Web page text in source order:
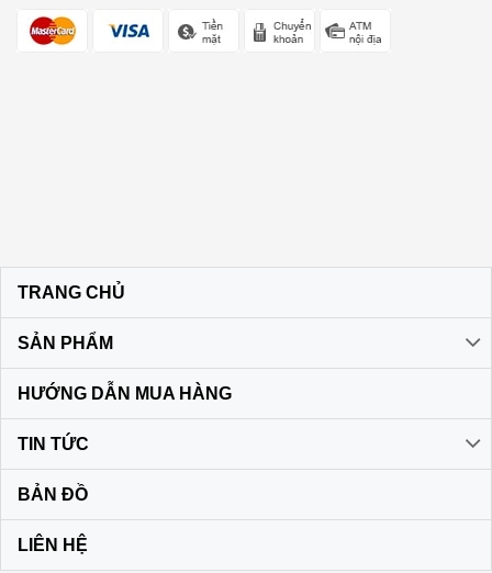
TRANG CHỦ
SẢN PHẨM
HƯỚNG DẪN MUA HÀNG
TIN TỨC
BẢN ĐỒ
LIÊN HỆ